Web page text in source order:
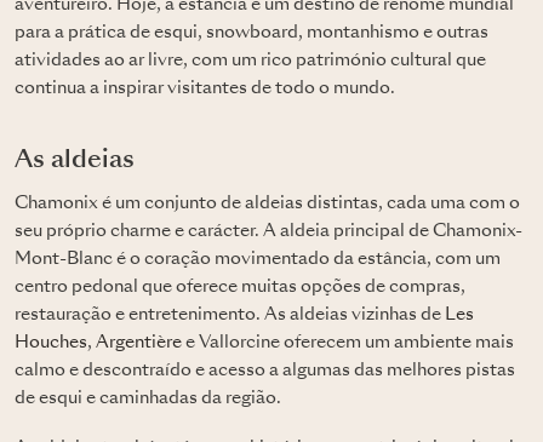
aventureiro. Hoje, a estância é um destino de renome mundial
para a prática de esqui, snowboard, montanhismo e outras
atividades ao ar livre, com um rico património cultural que
continua a inspirar visitantes de todo o mundo.
As aldeias
Chamonix é um conjunto de aldeias distintas, cada uma com o
seu próprio charme e carácter. A aldeia principal de Chamonix-
Mont-Blanc é o coração movimentado da estância, com um
centro pedonal que oferece muitas opções de compras,
restauração e entretenimento. As aldeias vizinhas de
Les
Houches, Argentière e Vallorcine oferecem um ambiente mais
calmo e descontraído e acesso a algumas das melhores pistas
de esqui e caminhadas da região.